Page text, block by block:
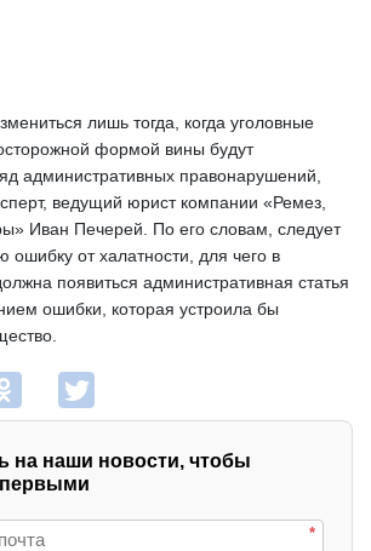
лишь тогда, когда уголовные
формой вины будут
административных правонарушений,
ведущий юрист компании «Ремез,
Иван Печерей. По его словам, следует
ошибку от халатности, для чего в
появиться административная статья
ошибки, которая устроила бы
на наши новости, чтобы
первыми
*